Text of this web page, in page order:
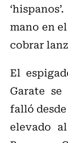
mano en
cobrar
El
Garate
falló
elevado